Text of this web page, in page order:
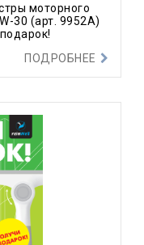
моторного
30 (арт. 9952А)
ПОДРОБНЕЕ